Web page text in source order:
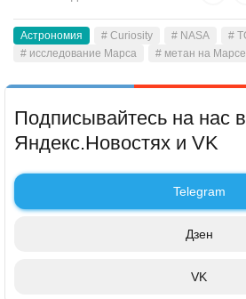
Астрономия # Curiosity # NASA #
# исследование Марса
# метан на Марсе
Подписывайтесь на нас
Яндекс.Новостях и VK
Telegram
Дзен
VK